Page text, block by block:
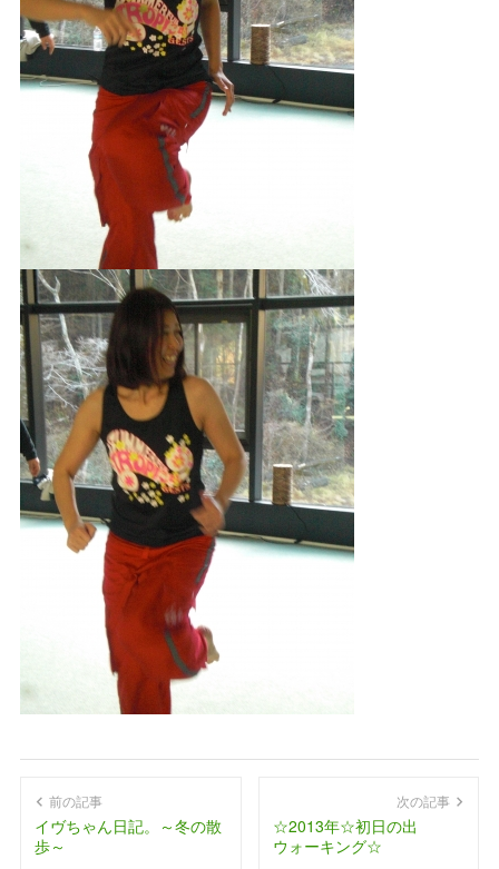
前の記事
イヴちゃん日記。～冬の散
歩～
次の記事
☆2013年☆初日の出
ウォーキング☆